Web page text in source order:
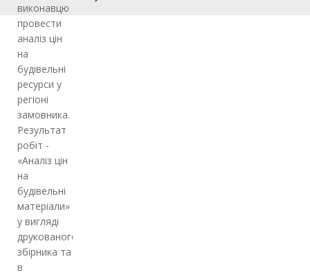
виконавцю
провести
аналіз цін
на
будівельні
ресурси у
регіоні
замовника.
Результат
робіт -
«Аналіз цін
на
будівельні
матеріали»
у вигляді
друкованого
збірника та
в